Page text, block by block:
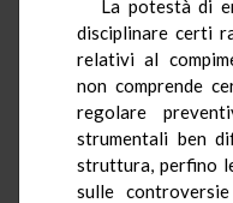
La potestà di
disciplinare certi
relativi al
non comprende
regolare
strumentali ben
struttura, perfino
sulle